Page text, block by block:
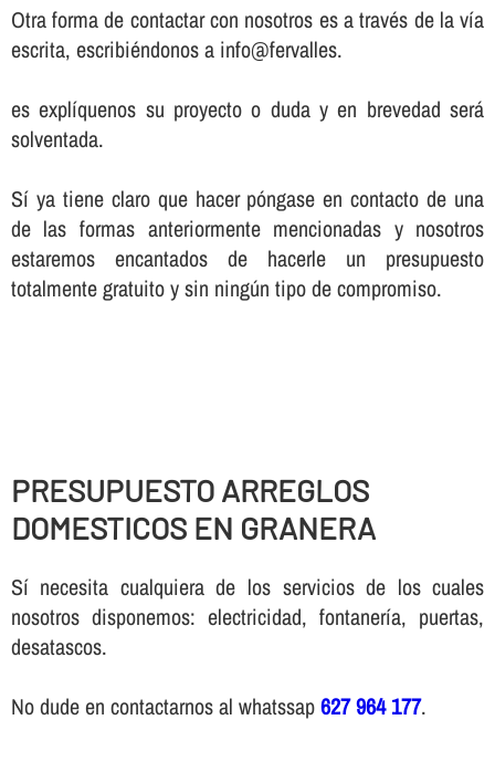
Otra forma de contactar con nosotros es a través de la vía
escrita, escribiéndonos a info@fervalles.
es explíquenos su proyecto o duda y en brevedad será
solventada.
Sí ya tiene claro que hacer póngase en contacto de una
de las formas anteriormente mencionadas y nosotros
estaremos encantados de hacerle un presupuesto
totalmente gratuito y sin ningún tipo de compromiso.
PRESUPUESTO ARREGLOS
DOMESTICOS EN GRANERA
Sí necesita cualquiera de los servicios de los cuales
nosotros disponemos: electricidad, fontanería, puertas,
desatascos.
No dude en contactarnos al whatssap627 964 177.